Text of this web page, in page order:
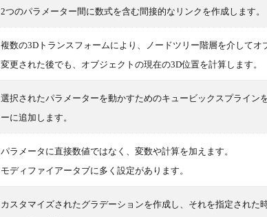
2つのパラメーター間に数式を含む間接的なリンクを作成します。
複数の3Dトランスフォームにより、ノードツリー階層を介してオ
変更された後でも、オブジェクトの現在の3D位置を計算します。
選択されたパラメーターを動かすためのキュービックスプライン
ーに追加します。
パラメータに直接数値ではなく、変数や計算を加えます。
モディファイアータブに多く設定があります。
カスタマイズされたグラデーションを作成し、それを指定された